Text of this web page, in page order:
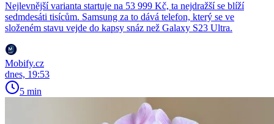
Nejlevnější varianta startuje na 53 999 Kč, ta nejdražší se blíží
sedmdesáti tisícům. Samsung za to dává telefon, který se ve
složeném stavu vejde do kapsy snáz než Galaxy S23 Ultra.
Mobify.cz
dnes, 19:53
5 min